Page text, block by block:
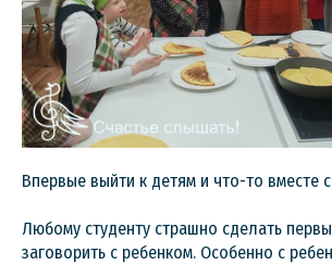
Впервые выйти к детям и что-то вместе
Любому студенту страшно сделать
заговорить с ребенком. Особенно с